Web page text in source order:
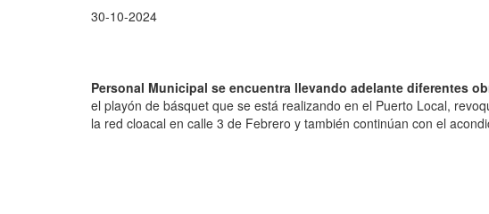
30-10-2024
Personal Municipal se encuentra llevando adelante diferentes
el playón de básquet que se está realizando en el Puerto Local,
la red cloacal en calle 3 de Febrero y también continúan con el